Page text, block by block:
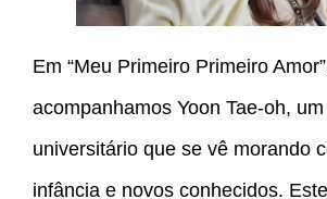
Em “Meu Primeiro Primeiro
acompanhamos Yoon Tae-oh,
universitário que se vê morando
infância e novos conhecidos.